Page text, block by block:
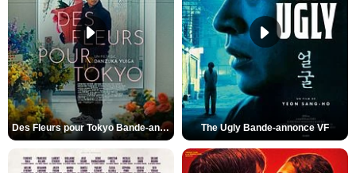
Des Fleurs pour Tokyo Bande-annonce VO STFR The Ugly Bande-annonce VF